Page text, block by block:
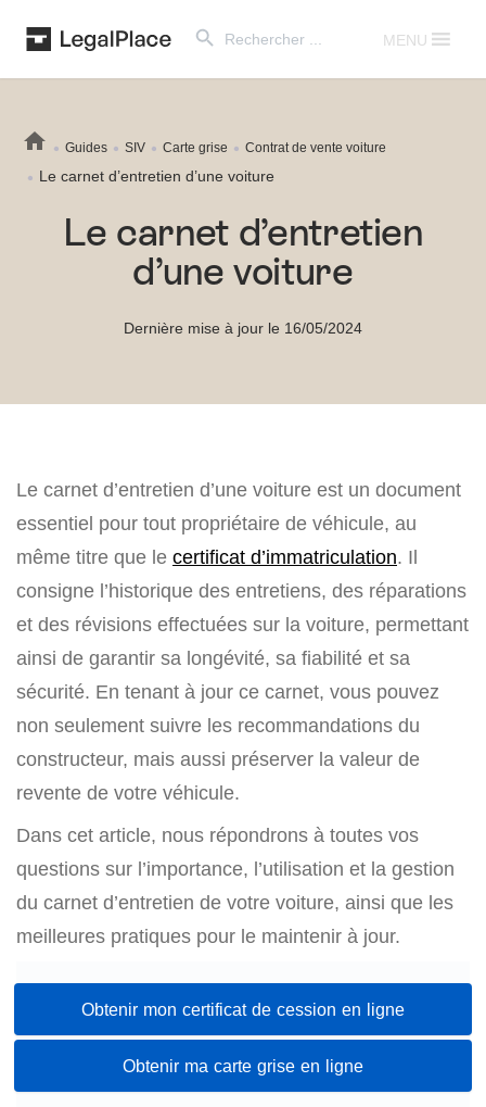
for:
MENU
Guides SIV Carte grise Contrat de vente voiture
Le carnet d’entretien d’une voiture
Le carnet d’entretien
d’une voiture
Dernière mise à jour le 16/05/2024
Le carnet d’entretien d’une voiture est un document
essentiel pour tout propriétaire de véhicule, au
même titre que le certificat d’immatriculation. Il
consigne l’historique des entretiens, des réparations
et des révisions effectuées sur la voiture, permettant
ainsi de garantir sa longévité, sa fiabilité et sa
sécurité. En tenant à jour ce carnet, vous pouvez
non seulement suivre les recommandations du
constructeur, mais aussi préserver la valeur de
revente de votre véhicule.
Dans cet article, nous répondrons à toutes vos
questions sur l’importance, l’utilisation et la gestion
du carnet d’entretien de votre voiture, ainsi que les
meilleures pratiques pour le maintenir à jour.
Obtenir mon certificat de cession en ligne
Obtenir ma carte grise en ligne